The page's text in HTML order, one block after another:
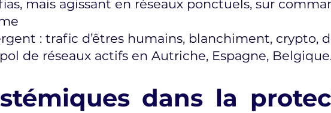
mais agissant en réseaux ponctuels, sur
: trafic d’êtres humains, blanchiment, crypto,
de réseaux actifs en Autriche, Espagne,
dans la